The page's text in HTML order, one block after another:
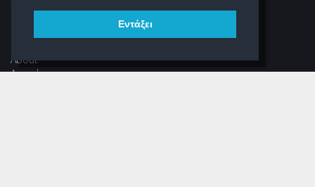
Εντάξει
ΠΛΟΉΓΗΣΗ
About
Αρχική